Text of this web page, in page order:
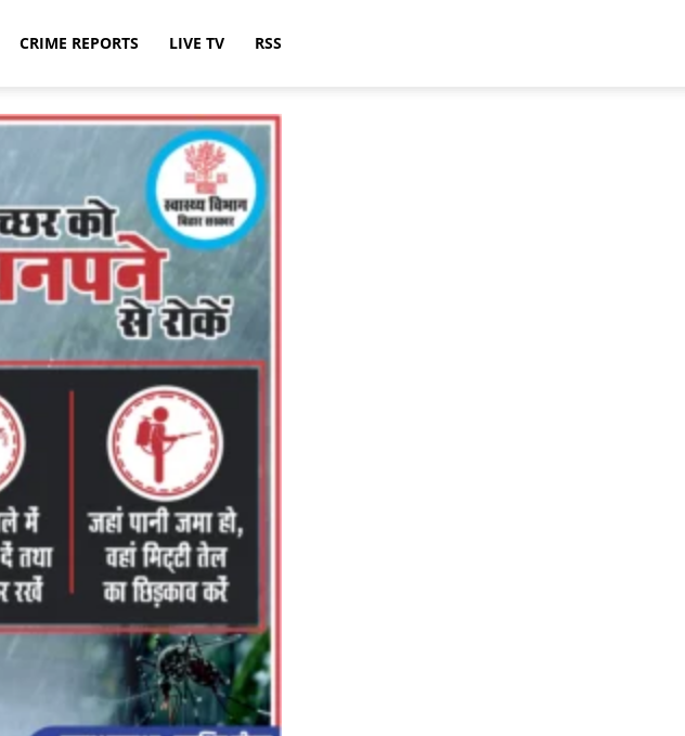
CRIME REPORTS LIVE TV RSS